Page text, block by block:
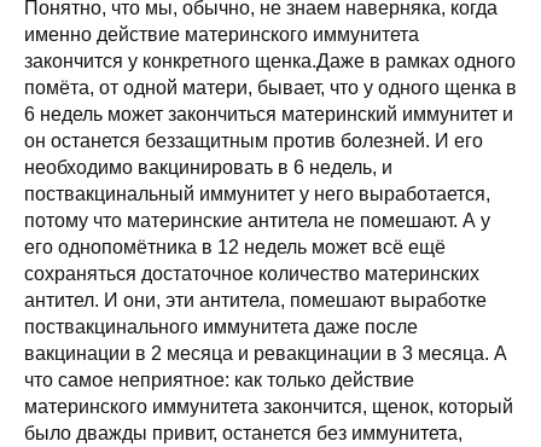
Понятно, что мы, обычно, не знаем наверняка, когда
именно действие материнского иммунитета
закончится у конкретного щенка.Даже в рамках одного
помёта, от одной матери, бывает, что у одного щенка в
6 недель может закончиться материнский иммунитет и
он останется беззащитным против болезней. И его
необходимо вакцинировать в 6 недель, и
поствакцинальный иммунитет у него выработается,
потому что материнские антитела не помешают. А у
его однопомётника в 12 недель может всё ещё
сохраняться достаточное количество материнских
антител. И они, эти антитела, помешают выработке
поствакцинального иммунитета даже после
вакцинации в 2 месяца и ревакцинации в 3 месяца. А
что самое неприятное: как только действие
материнского иммунитета закончится, щенок, который
было дважды привит, останется без иммунитета,